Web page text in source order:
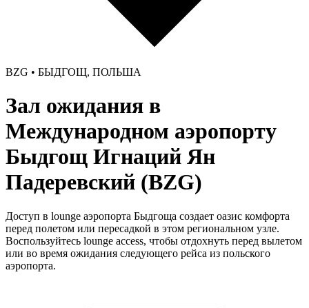
BZG • БЫДГОЩ, ПОЛЬША
Зал ожидания в
Международном аэропорту
Быдгощ Игнаций Ян
Падеревский (BZG)
Доступ в lounge аэропорта Быдгоща создает оазис комфорта
перед полетом или пересадкой в этом региональном узле.
Воспользуйтесь lounge access, чтобы отдохнуть перед вылетом
или во время ожидания следующего рейса из польского
аэропорта.